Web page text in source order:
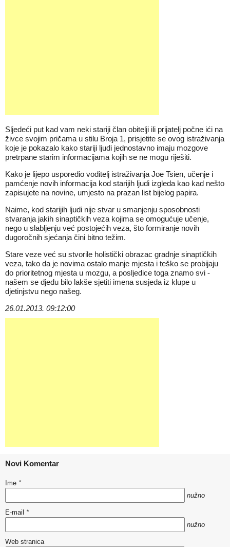
Sljedeći put kad vam neki stariji član obitelji ili prijatelj počne ići na
živce svojim pričama u stilu Broja 1, prisjetite se ovog istraživanja
koje je pokazalo kako stariji ljudi jednostavno imaju mozgove
pretrpane starim informacijama kojih se ne mogu riješiti.
Kako je lijepo usporedio voditelj istraživanja Joe Tsien, učenje i
pamćenje novih informacija kod starijih ljudi izgleda kao kad nešto
zapisujete na novine, umjesto na prazan list bijelog papira.
Naime, kod starijih ljudi nije stvar u smanjenju sposobnosti
stvaranja jakih sinaptičkih veza kojima se omogućuje učenje,
nego u slabljenju već postojećih veza, što formiranje novih
dugoročnih sjećanja čini bitno težim.
Stare veze već su stvorile holistički obrazac gradnje sinaptičkih
veza, tako da je novima ostalo manje mjesta i teško se probijaju
do prioritetnog mjesta u mozgu, a posljedice toga znamo svi -
našem se djedu bilo lakše sjetiti imena susjeda iz klupe u
djetinjstvu nego našeg.
26.01.2013. 09:12:00
Novi Komentar
Ime *
nužno
E-mail *
nužno
Web stranica